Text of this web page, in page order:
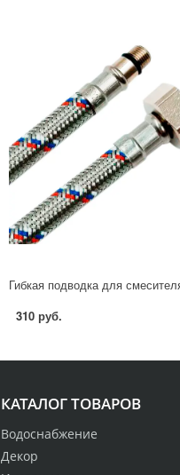
310 руб.
КАТАЛОГ ТОВАРОВ
Водоснабжение
Декор